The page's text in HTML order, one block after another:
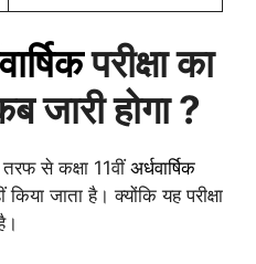
परीक्षा का
जारी होगा ?
से कक्षा 11वीं अर्धवार्षिक
किया जाता है। क्योंकि यह परीक्षा